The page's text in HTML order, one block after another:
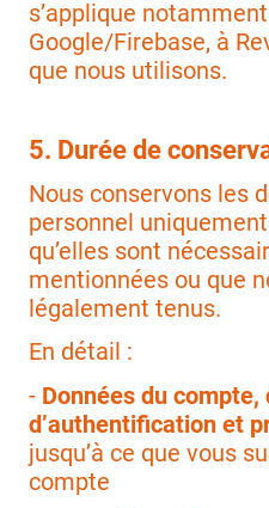
s’applique
Google/Firebase, à
que nous utilisons.
5. Durée de
Nous conservons les
personnel
qu’elles sont
mentionnées ou que
légalement tenus.
En détail :
- Données du compte,
d’authentification et
jusqu’à ce que vous
compte